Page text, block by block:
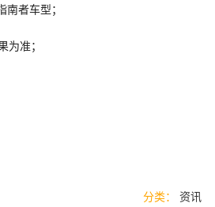
者车型；
准；
分类： 资讯